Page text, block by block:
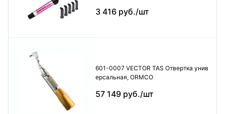
3 416 руб./шт
601-0007 VECTOR TAS Отвертка унив
ерсальная, ORMCO
57 149 руб./шт